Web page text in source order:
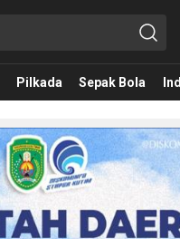
Pilkada Sepak Bola